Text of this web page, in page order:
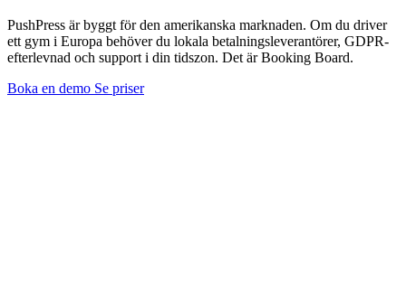
PushPress är byggt för den amerikanska marknaden. Om du driver
ett gym i Europa behöver du lokala betalningsleverantörer, GDPR-
efterlevnad och support i din tidszon. Det är Booking Board.
Boka en demo Se priser